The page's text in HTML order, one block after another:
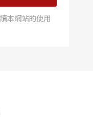
本網站的使用